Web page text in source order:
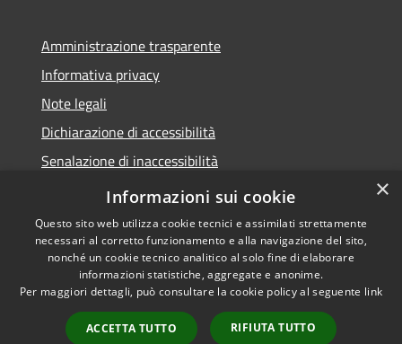
Amministrazione trasparente
Informativa privacy
Note legali
Dichiarazione di accessibilità
Senalazione di inaccessibilità
Whistleblowing segnalazione illeciti
Accessibilità
Copyright © 2026 • Comune di
Sondalo • Powered by
Municipium•
Accesso
×
Informazioni sui cookie
Questo sito web utilizza cookie tecnici e assimilati strettamente
necessari al corretto funzionamento e alla navigazione del sito,
nonché un cookie tecnico analitico al solo fine di elaborare
informazioni statistiche, aggregate e anonime.
Per maggiori dettagli, può consultare la cookie policy al seguente link
ACCETTA TUTTO RIFIUTA TUTTO